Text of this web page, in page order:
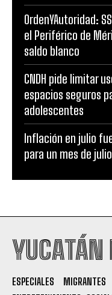
OrdenYAutoridad:
el Periférico de
saldo blanco
CNDH pide limitar
espacios seguros
adolescentes
Inflación en julio
para un mes de
YUCATÁN
ESPECIALES MIGRANTES